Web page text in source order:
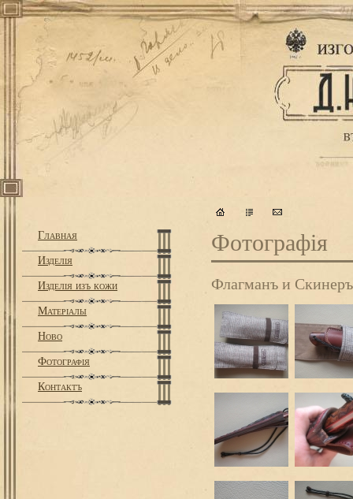
Главная
Изделiя
Изделiя изъ кожи
Матерiалы
Ново
Фотографiя
Контактъ
Фотографiя
Флагманъ и